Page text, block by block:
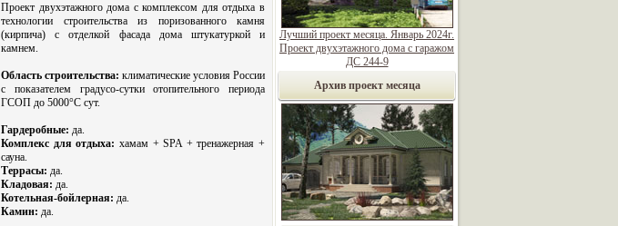
Проект двухэтажного дома с комплексом для отдыха в
технологии строительства из поризованного камня
(кирпича) с отделкой фасада дома штукатуркой и
камнем.
Область строительства: климатические условия России
с показателем градусо-сутки отопительного периода
ГСОП до 5000°С сут.
Гардеробные: да.
Комплекс для отдыха: хамам + SPA + тренажерная +
сауна.
Террасы: да.
Кладовая: да.
Котельная-бойлерная: да.
Камин: да.
Лучший проект месяца. Январь 2024г.
Проект двухэтажного дома с гаражом
ДС 244-9
Архив проект месяца